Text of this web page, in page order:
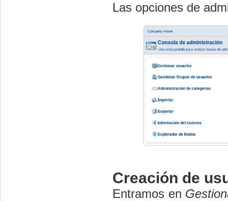
Las opciones de
Creación de
Entramos en